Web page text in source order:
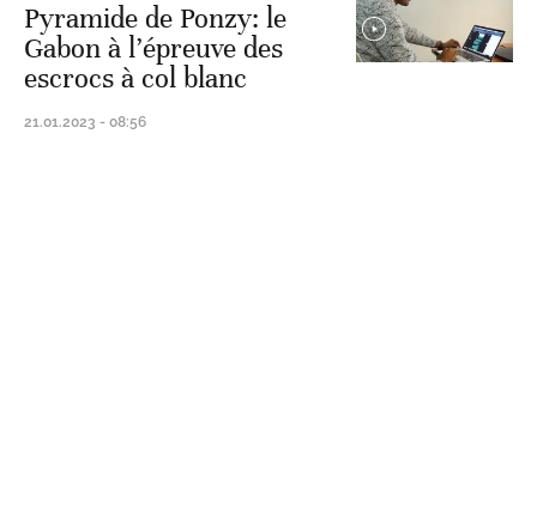
Pyramide de Ponzy: le
Gabon à l’épreuve des
escrocs à col blanc
21.01.2023 - 08:56